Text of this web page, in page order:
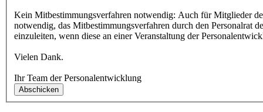
Kein Mitbestimmungsverfahren notwendig: Auch für Mitglieder
notwendig, das Mitbestimmungsverfahren durch den Personalrat
einzuleiten, wenn diese an einer Veranstaltung der
Vielen Dank.
Ihr Team der Personalentwicklung